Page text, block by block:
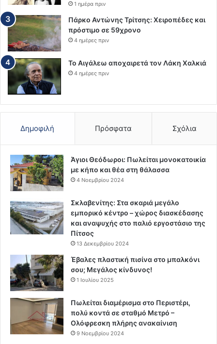
1 ημέρα πριν
Πάρκο Αντώνης Τρίτσης: Χειροπέδες και
πρόστιμο σε 59χρονο
4 ημέρες πριν
Το Αιγάλεω αποχαιρετά τον Λάκη Χαλκιά
4 ημέρες πριν
Δημοφιλή Πρόσφατα Σχόλια
Άγιοι Θεόδωροι: Πωλείται μονοκατοικία
με κήπο και θέα στη θάλασσα
4 Νοεμβρίου 2024
Σκλαβενίτης: Στα σκαριά μεγάλο
εμπορικό κέντρο – χώρος διασκέδασης
και αναψυχής στο παλιό εργοστάσιο της
Πίτσος
13 Δεκεμβρίου 2024
Έβαλες πλαστική πισίνα στο μπαλκόνι
σου; Μεγάλος κίνδυνος!
1 Ιουλίου 2025
Πωλείται διαμέρισμα στο Περιστέρι,
πολύ κοντά σε σταθμό Μετρό –
Ολόφρεσκη πλήρης ανακαίνιση
9 Νοεμβρίου 2024